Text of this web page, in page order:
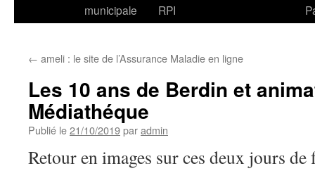
municipale
RPI
← ameli : le site de l’Assurance Maladie en ligne
Les 10 ans de Berdin et
Médiathéque
Publié le21/10/2019paradmin
Retour en images sur ces deux jours